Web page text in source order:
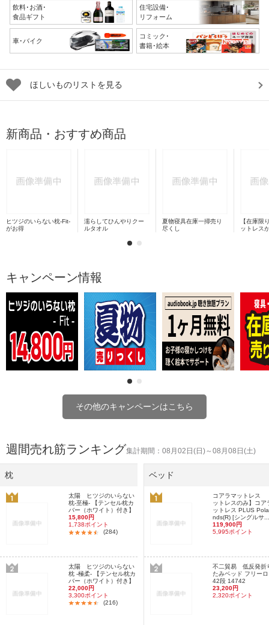
飲料･お酒･
食品ギフト
住宅設備･
リフォーム
車･バイク
コミック･
書籍･絵本
ほしいものリストを見る
新商品・おすすめ商品
ヒツジのいらない枕-Fit-
がお得
濡らしてひんやりクー
ルタオル
夏物寝具在庫一掃売り
尽くし
【在庫限
ットレス
キャンペーン情報
その他のキャンペーンはこちら
週間売れ筋ランキング集計期間：08月02日(日)～08月08日(土)
枕
太陽 ヒツジのいらない
枕-至極- 【テンセル枕カ
バー（ホワイト）付き】
15,800円
1,738ポイント
(284)
太陽 ヒツジのいらない
枕 -極柔- 【テンセル枕カ
バー（ホワイト）付き】
22,000円
3,300ポイント
(216)
ベッド
コアラマットレス
ットレスのみ】コア
ットレス PLUS
nds(R) [シングルサ...
119,900円
5,995ポイント
不二貿易 低反発折
たみベッド フリー
42段 14742
23,200円
2,320ポイント